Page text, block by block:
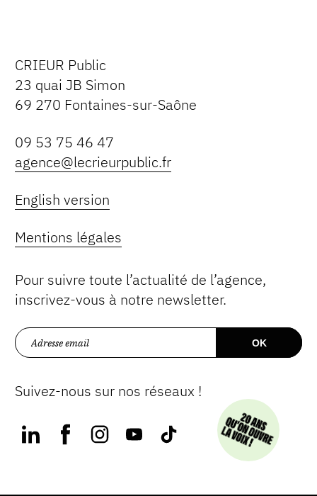
CRIEUR Public
23 quai JB Simon
69 270 Fontaines-sur-Saône
09 53 75 46 47
agence@lecrieurpublic.fr
English version
Mentions légales
Pour suivre toute l’actualité de l’agence,
inscrivez-vous à notre newsletter.
Suivez-nous sur nos réseaux !